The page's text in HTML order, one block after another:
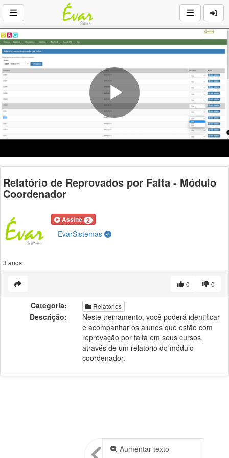
Play
Video
Relatório de Reprovados por Falta - Módulo
Coordenador
Assine 2
EvarSistemas
3 anos
0
0
Categoria: Relatórios
Descrição:
Neste treinamento, você poderá identificar
e acompanhar os alunos que estão com
reprovação por falta em seus cursos,
através de um relatório do módulo
coordenador.
Aumentar texto